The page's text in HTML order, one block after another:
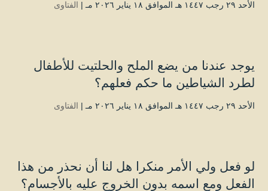
الأحد ۲۹ رجب ۱٤٤۷ هـ الموافق ۱۸ يناير ۲۰۲٦ مـ | الفتاوى
يوجد عندنا من يضع الملح والحلتيت للأطفال
لطرد الشياطين ما حكم فعلهم؟
الأحد ۲۹ رجب ۱٤٤۷ هـ الموافق ۱۸ يناير ۲۰۲٦ مـ | الفتاوى
لو فعل ولي الأمر منكرا هل لنا أن نحذر من هذا
الفعل ومع اسمه بدون الخروج عليه بالأجسام؟